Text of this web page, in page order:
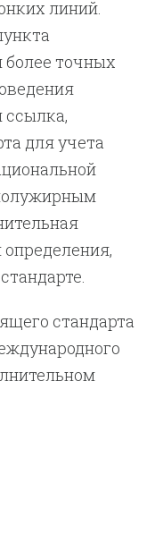
линий.
более точных
ссылка,
для учета
стандарта